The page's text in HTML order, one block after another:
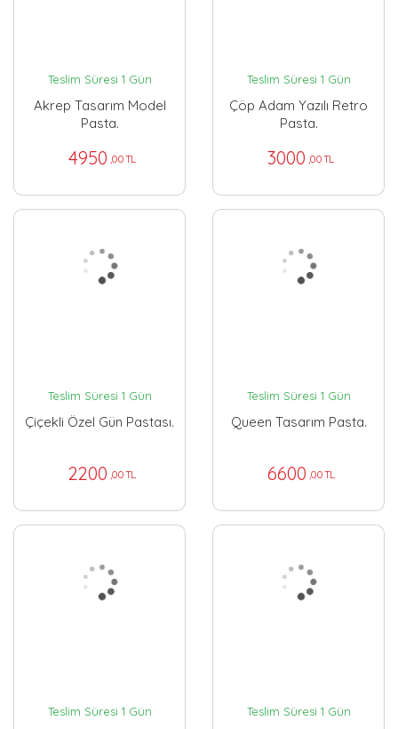
Teslim Süresi 1 Gün
Akrep Tasarım Model
Pasta.
4950 ,00 TL
Teslim Süresi 1 Gün
Çöp Adam Yazılı Retro
Pasta.
3000 ,00 TL
Teslim Süresi 1 Gün
Çiçekli Özel Gün Pastası.
2200 ,00 TL
Teslim Süresi 1 Gün
Queen Tasarım Pasta.
6600 ,00 TL
Teslim Süresi 1 Gün Teslim Süresi 1 Gün